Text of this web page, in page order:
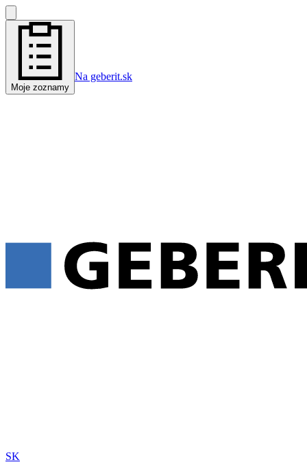
Moje zoznamy
Na geberit.sk
SK